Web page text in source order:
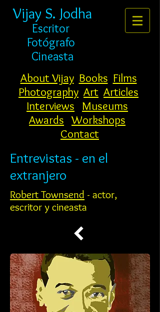
Vijay S. Jodha
Escritor
Fotógrafo
Cineasta
About Vijay Books Films
Photography Art Articles
Interviews
Museums
Awards Workshops
Contact
Entrevistas - en el
extranjero
Robert Townsend - actor,
escritor y cineasta